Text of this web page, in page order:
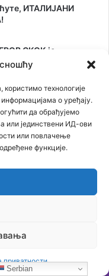
технологије
о уређају.
да обрађујемо
или јединствени ИД-ови
или повлачење
функције.
приватности
ИТАЛИЈАНИ
СКОК је
или Скарфејса, јер
мафија нема
Лешеве из
Serbian